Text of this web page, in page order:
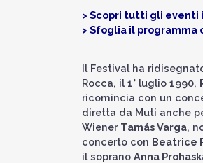
> Scopri tutti gli
> Sfoglia il programma
Il Festival ha
Rocca, il 1° luglio 1990,
ricomincia con un
diretta da Muti anche
Wiener Tamás Varga,
concerto con Beatrice
il soprano Anna